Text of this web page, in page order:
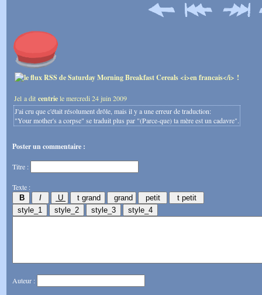
Jel a dit centriele mercredi 24 juin 2009
J'ai cru que c'était résolument drôle, mais il y a une erreur de traduction:
"Your mother's a corpse" se traduit plus par "(Parce-que) ta mère est un cadavre".
Poster un commentaire :
Titre :
Texte :
Auteur :